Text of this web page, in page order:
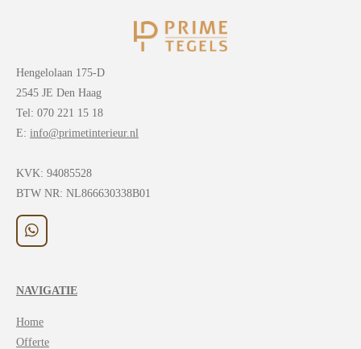
Hengelolaan 175-D
2545 JE Den Haag
Tel: 070 221 15 18
E: info@primetinterieur.nl
KVK: 94085528
BTW NR: NL866630338B01
W
h
s
p
p
NAVIGATIE
Home
Offerte